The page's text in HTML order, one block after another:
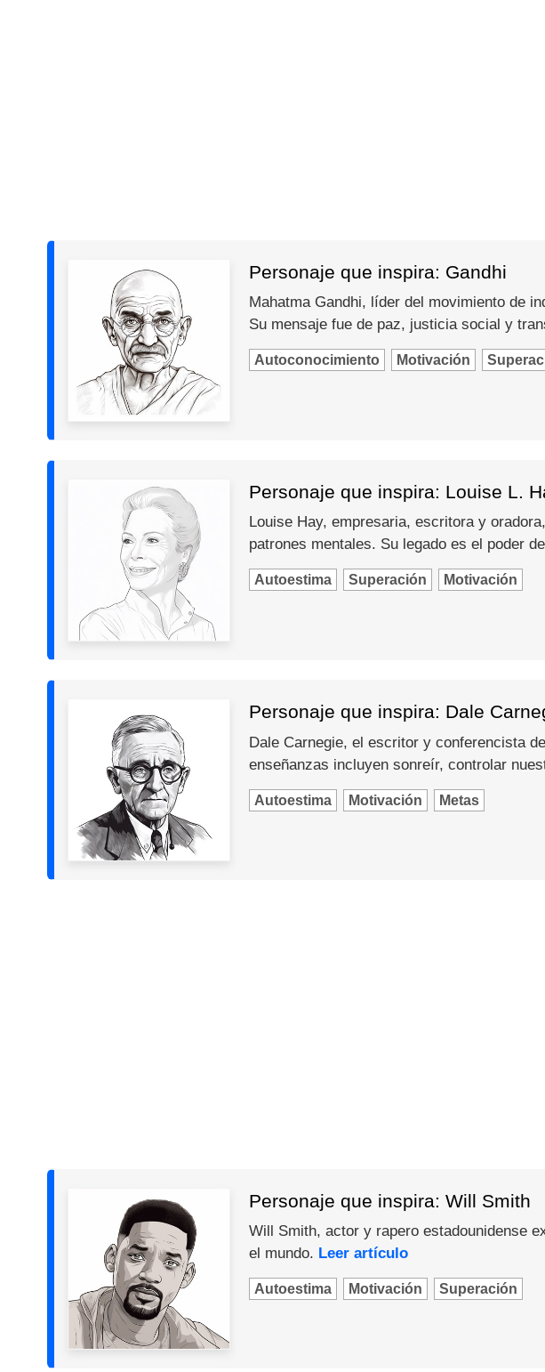
Personaje que inspira: Gandhi
Mahatma Gandhi, líder del movimiento de
Su mensaje fue de paz, justicia social y
Autoconocimiento Motivación
Personaje que inspira: Louise L.
Louise Hay, empresaria, escritora y
patrones mentales. Su legado es el poder
Autoestima Superación Motivación
Personaje que inspira: Dale
Dale Carnegie, el escritor y conferencista
enseñanzas incluyen sonreír, controlar
Autoestima Motivación Metas
Personaje que inspira: Will Smith
Will Smith, actor y rapero estadounidense
el mundo. Leer artículo
Autoestima Motivación Superación